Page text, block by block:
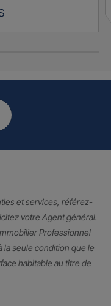
et services, référez-
votre Agent général.
Professionnel
la seule condition que le
habitable au titre de